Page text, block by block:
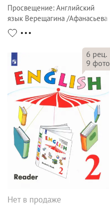
Просвещение: Английский
язык Верещагина /Афанасьева
6 рец.
9 фото
Нет в продаже